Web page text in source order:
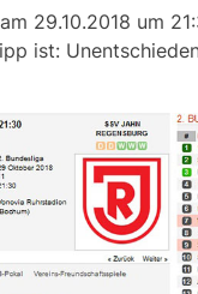
29.10.2018 um
ist: